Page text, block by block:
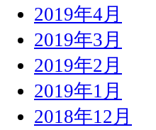
2019年4月
2019年3月
2019年2月
2019年1月
2018年12月